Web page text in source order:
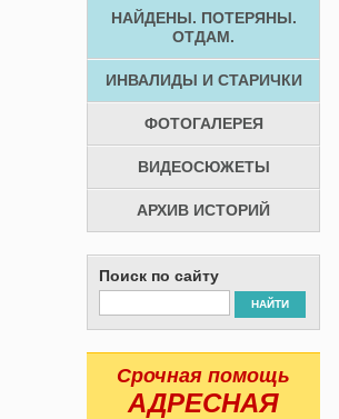
НАЙДЕНЫ. ПОТЕРЯНЫ.
ОТДАМ.
ИНВАЛИДЫ И СТАРИЧКИ
ФОТОГАЛЕРЕЯ
ВИДЕОСЮЖЕТЫ
АРХИВ ИСТОРИЙ
Поиск по сайту
НАЙТИ
Срочная помощь
АДРЕСНАЯ